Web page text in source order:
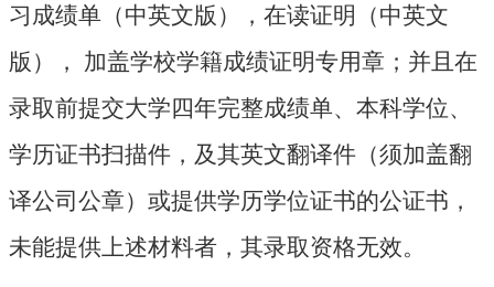
习成绩单（中英文版），在读证明（中英文
版）， 加盖学校学籍成绩证明专用章；并且在
录取前提交大学四年完整成绩单、本科学位、
学历证书扫描件，及其英文翻译件（须加盖翻
译公司公章）或提供学历学位证书的公证书，
未能提供上述材料者，其录取资格无效。